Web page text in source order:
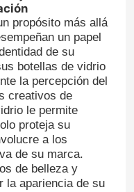
propósito más allá
un papel
de su
botellas de vidrio
la percepción del
creativos de
le permite
proteja su
a los
de su marca.
de belleza y
la apariencia de su